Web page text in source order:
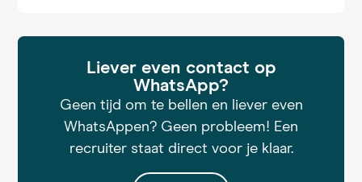
Liever even contact op
WhatsApp?
Geen tijd om te bellen en liever even
WhatsAppen? Geen probleem! Een
recruiter staat direct voor je klaar.